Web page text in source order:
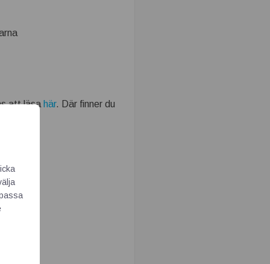
att läsa här. Där finner du